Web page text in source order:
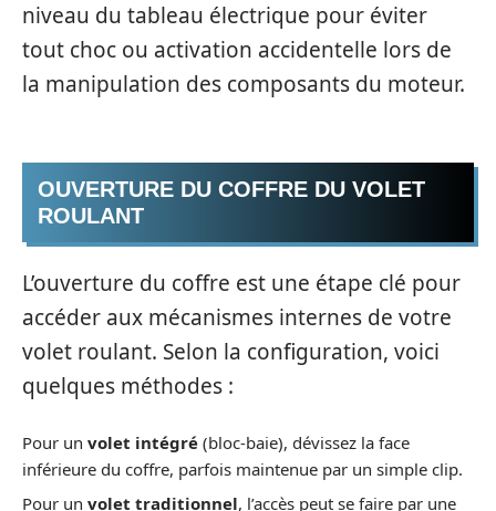
niveau du tableau électrique pour éviter
tout choc ou activation accidentelle lors de
la manipulation des composants du moteur.
OUVERTURE DU COFFRE DU VOLET
ROULANT
L’ouverture du coffre est une étape clé pour
accéder aux mécanismes internes de votre
volet roulant. Selon la configuration, voici
quelques méthodes :
Pour un volet intégré (bloc-baie), dévissez la face
inférieure du coffre, parfois maintenue par un simple clip.
Pour un volet traditionnel, l’accès peut se faire par une